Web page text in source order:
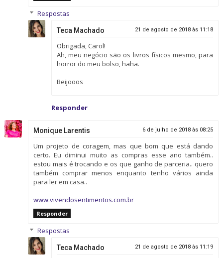
Respostas
Teca Machado 21 de agosto de 2018 às 11:18
Obrigada, Carol!
Ah, meu negócio são os livros físicos mesmo, para
horror do meu bolso, haha.
Beijooos
Responder
Monique Larentis 6 de julho de 2018 às 08:25
Um projeto de coragem, mas que bom que está dando
certo. Eu diminui muito as compras esse ano também..
estou mais é trocando e os que ganho de parceria.. quero
também comprar menos enquanto tenho vários ainda
para ler em casa..
www.vivendosentimentos.com.br
Responder
Respostas
Teca Machado 21 de agosto de 2018 às 11:19